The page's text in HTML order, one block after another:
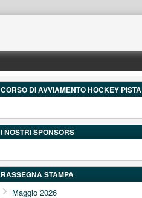
CORSO DI AVVIAMENTO HOCKEY PISTA
I NOSTRI SPONSORS
RASSEGNA STAMPA
Maggio 2026